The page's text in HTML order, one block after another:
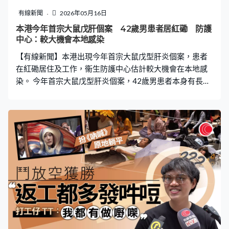
達成有關安排，同意繼續推進相關領域合作。 商務部又指
元首會晤為兩國經貿關係發展進一步指明航向、提供戰略
指引，正如習近平指出，中美經貿關係本質是互利共贏，
世界都是好消息，雙方應一道維護好當前來之不
有線新聞 2026年05月16日
本港今年首宗大鼠戊肝個案 42歲男患者居紅磡 防護
中心：較大機會本地感染
【有線新聞】本港出現今年首宗大鼠戊型肝炎個案，患者
在紅磡居住及工作，衞生防護中心估計較大機會在本地感
染。 今年首宗大鼠戊型肝炎個案，42歲男患者本身有長期
肝炎呈陽性反應，患者較早前已經出院。據了解，他居住
紅磡海逸豪園，在海濱廣場一期工作。衞生防護中心估計
較大機會在本地感染，中心及食環署人員正在調查感染源
頭及途徑，並在附近一帶垃圾房發現少量鼠跡。 當區區議
員稱定期收到居民反映鼠患問題，他說紅磡食肆多，處理
廚餘速度不夠快，令老鼠「乘虛而入」，不過今次個案住
在臨海屋苑仍有待了解。九龍城區議員黃馳：「其實患者
住的區域以紅磡來說，食肆和食物業的密集程度已經算是
不太高，所以如果以紅磡區來說就鼠患這回事，比較重